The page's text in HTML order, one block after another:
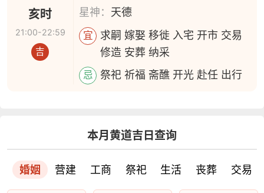
亥时
21:00-22:59
吉
星神： 天德
宜
求嗣 嫁娶 移徙 入宅 开市 交易
修造 安葬 纳采
忌 祭祀 祈福 斋醮 开光 赴任 出行
本月黄道吉日查询
婚姻 营建 工商 祭祀 生活 丧葬 交易